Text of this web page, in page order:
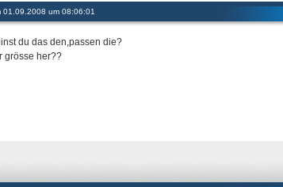
01.09.2008 um 08:06:01
du das den,passen die?
grösse her??